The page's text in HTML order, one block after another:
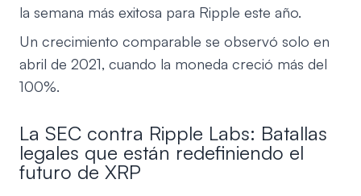
la semana más exitosa para Ripple este año.
Un crecimiento comparable se observó solo en
abril de 2021, cuando la moneda creció más del
100%.
La SEC contra Ripple Labs: Batallas
legales que están redefiniendo el
futuro de XRP